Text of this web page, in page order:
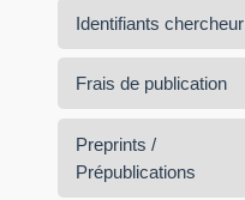
Identifiants chercheur
Frais de publication
Preprints /
Prépublications